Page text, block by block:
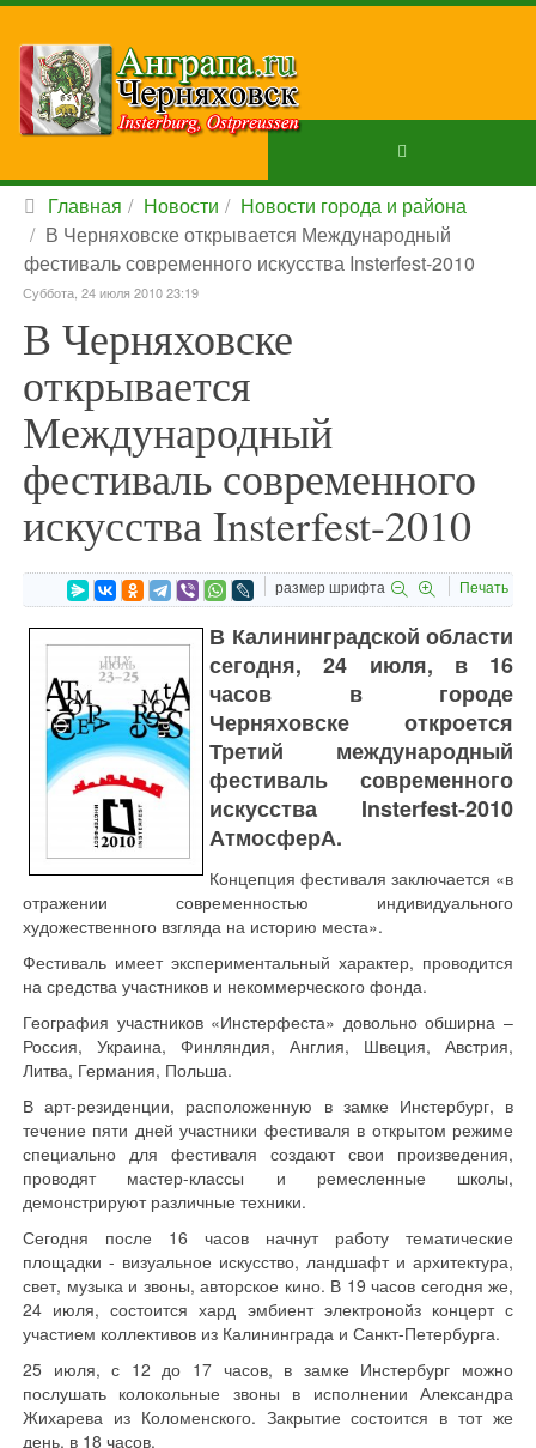
Главная Новости
Новости города и района
В Черняховске открывается Международный
фестиваль современного искусства Insterfest-2010
Суббота, 24 июля 2010 23:19
В Черняховске
открывается
Международный
фестиваль современного
искусства Insterfest-2010
размер шрифта Печать
В Калининградской области
сегодня, 24 июля, в 16
часов в городе
Черняховске откроется
Третий международный
фестиваль современного
искусства Insterfest-2010
АтмосферА.
Концепция фестиваля заключается «в
отражении современностью индивидуального
художественного взгляда на историю места».
Фестиваль имеет экспериментальный характер, проводится
на средства участников и некоммерческого фонда.
География участников «Инстерфеста» довольно обширна –
Россия, Украина, Финляндия, Англия, Швеция, Австрия,
Литва, Германия, Польша.
В арт-резиденции, расположенную в замке Инстербург, в
течение пяти дней участники фестиваля в открытом режиме
специально для фестиваля создают свои произведения,
проводят мастер-классы и ремесленные школы,
демонстрируют различные техники.
Сегодня после 16 часов начнут работу тематические
площадки - визуальное искусство, ландшафт и архитектура,
свет, музыка и звоны, авторское кино. В 19 часов сегодня же,
24 июля, состоится хард эмбиент электронойз концерт с
участием коллективов из Калининграда и Санкт-Петербурга.
25 июля, с 12 до 17 часов, в замке Инстербург можно
послушать колокольные звоны в исполнении Александра
Жихарева из Коломенского. Закрытие состоится в тот же
день, в 18 часов.